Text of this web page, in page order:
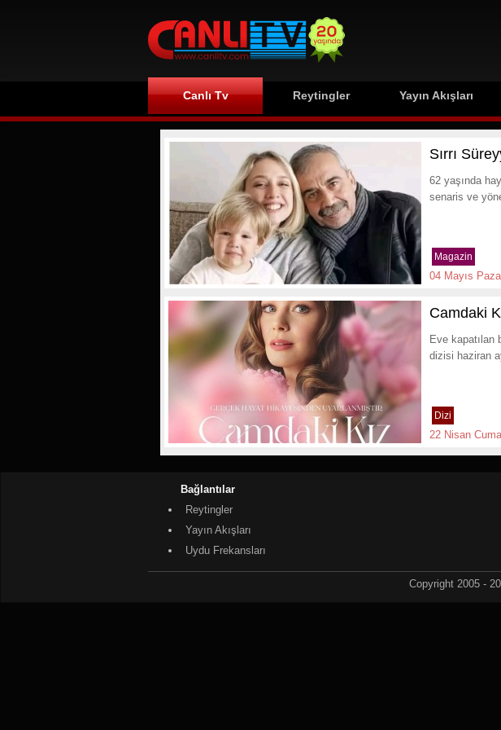
Canlı Tv Reytingler Yayın Akışları
Sırrı
62 yaşında
senaris ve
Magazin
04 Mayıs
Camdaki
Eve kapatılan
dizisi haziran
Dizi
22 Nisan
Bağlantılar
Reytingler
Yayın Akışları
Uydu Frekansları
Copyright 2005 -